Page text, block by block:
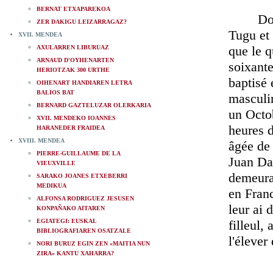
BERNAT ETXAPAREKOA
ZER DAKIGU LEIZARRAGAZ?
XVII. MENDEA
AXULARREN LIBURUAZ
ARNAUD D'OYHENARTEN
HERIOTZAK 300 URTHE
OIHENART HANDIAREN LETRA
BALIOS BAT
BERNARD GAZTELUZAR OLERKARIA
XVII. MENDEKO IOANNES
HARANEDER FRAIDEA
XVIII. MENDEA
PIERRE-GUILLAUME DE LA
VIEUXVILLE
SARAKO JOANES ETXEBERRI
MEDIKUA
ALFONSA RODRIGUEZ JESUSEN
KONPAÑAKO AITAREN
EGIATEGI: EUSKAL
BIBLIOGRAFIAREN OSATZALE
NORI BURUZ EGIN ZEN «MAITIA NUN
ZIRA» KANTU XAHARRA?
Don
Tugu
que le
baptisé
un
heures
âgée
Juan
en
leur ai
filleul,
l'élever